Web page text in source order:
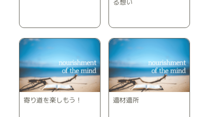
る想い
寄り道を楽しもう！ 適材適所